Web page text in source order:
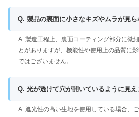
Q. 製品の裏面に小さなキズやムラが見ら
A. 製造工程上、裏面コーティング部分に微
とがありますが、機能性や使用上の品質に
ではございません。
Q. 光が透けて穴が開いているように見え
A. 遮光性の高い生地を使用している場合、